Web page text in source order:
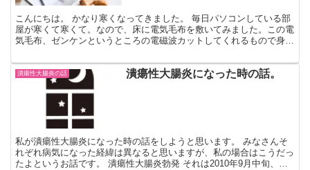
こんにちは。 かなり寒くなってきました。 毎日パソコンしている部
屋が寒くて寒くて。なので、床に電気毛布を敷いてみました。この電
気毛布、ゼンケンというところの電磁波カットしてくれるもので身体
潰瘍性大腸炎の話 潰瘍性大腸炎になった時の話。
私が潰瘍性大腸炎になった時の話をしようと思います。 みなさんそ
れぞれ病気になった経緯は異なると思いますが、私の場合はこうだっ
たよというお話です。 潰瘍性大腸炎勃発 それは2010年9月中旬、あ